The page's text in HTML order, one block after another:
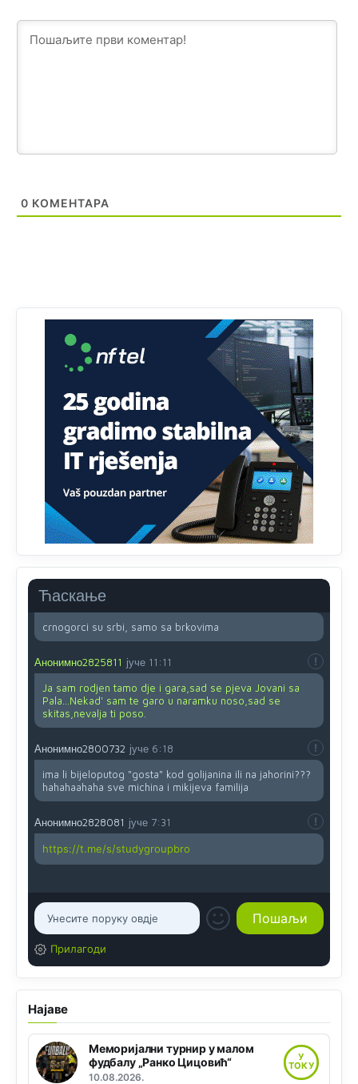
0 КОМЕНТАРА
Ћаскање
nepismeno, što čini 38,7% ukupnog stanovništva starijeg
tablet
Najveći dio populacije starije od 65 godina uopšte ne
Анонимно2818605 8/8/2026
Ovo pravilo jeste unijelo opravdan strah, posebno kada
su u pitanju starije osobe, osobe sa slabijim vidom ili
drhtavom rukom
Анонимно2819033 8/8/2026
Yes,nekada je bila corava kutija za IZBORE a danas su
coravi biraci.
Анонимно2553747 8/8/2026 2:53
muvjerujem.tekmi je 50 godina.
Анонимно2800732
crnogorci su srbi, samo sa brkovima
Анонимно2825811 јуче 11:11
Ja sam rodjen tamo dje i gara,sad se pjeva Jovani sa
Pala...Nekad' sam te garo u naramku noso,sad se
skitas,nevalja ti poso.
Анонимно2800732 јуче 6:18
ima li bijeloputog "gosta" kod golijanina ili na jahorini???
hahahaahaha sve michina i mikijeva familija
Анонимно2828081 јуче 7:31
https://t.me/s/studygroupbro
Прилагоди
Најаве
Меморијални турнир у малом
фудбалу „Ранко Цицовић“
10.08.2026.
У
ТОКУ